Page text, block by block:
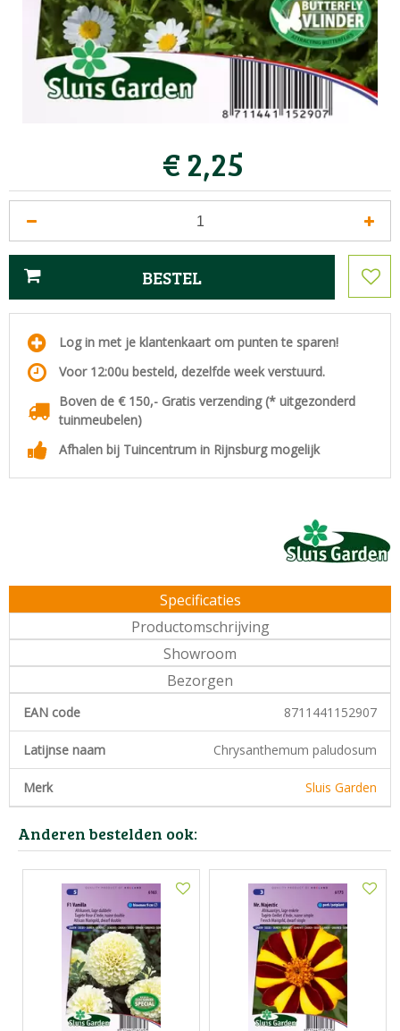
€ 2,25
Log in met je klantenkaart om punten te sparen!
Voor 12:00u besteld, dezelfde week verstuurd.
Boven de € 150,- Gratis verzending (* uitgezonderd
tuinmeubelen)
Afhalen bij Tuincentrum in Rijnsburg mogelijk
Specificaties
Productomschrijving
Showroom
Bezorgen
EAN code 8711441152907
Latijnse naam Chrysanthemum paludosum
Merk Sluis Garden
Anderen bestelden ook: